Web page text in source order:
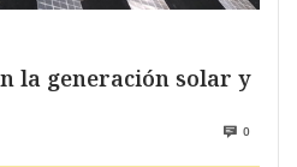
la generación solar y
0